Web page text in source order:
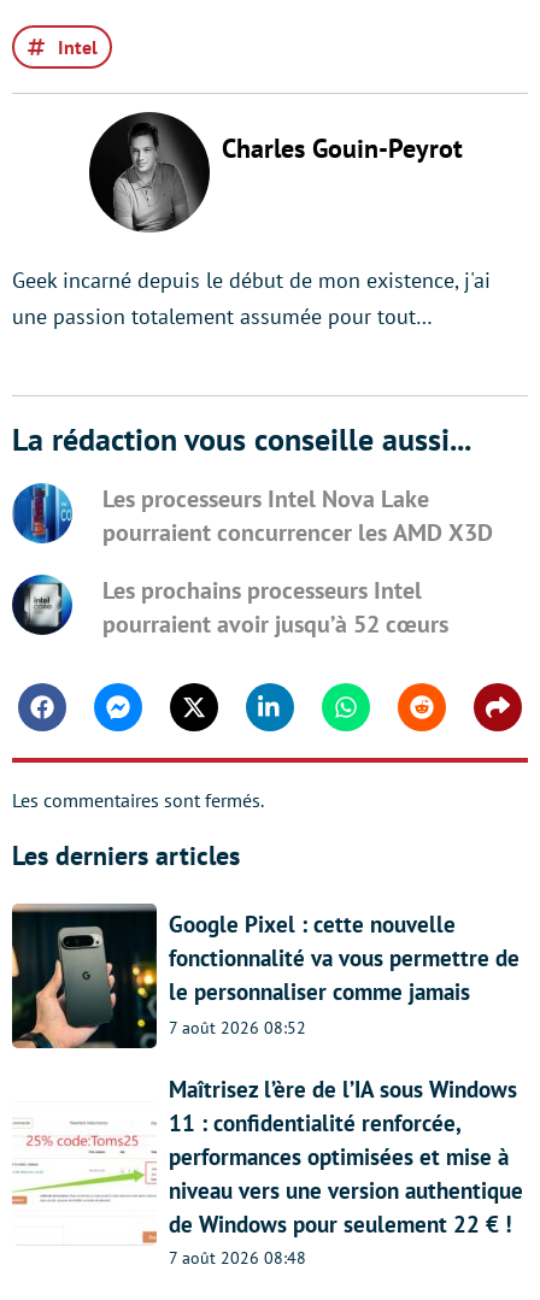
Intel
Charles Gouin-Peyrot
Geek incarné depuis le début de mon existence, j'ai
une passion totalement assumée pour tout…
La rédaction vous conseille aussi...
Les processeurs Intel Nova Lake
pourraient concurrencer les AMD X3D
Les prochains processeurs Intel
pourraient avoir jusqu’à 52 cœurs
FacebookMessengerTwitter Linkedin WhatsappReddit
Les commentaires sont fermés.
Les derniers articles
Google Pixel : cette nouvelle
fonctionnalité va vous permettre de
le personnaliser comme jamais
7 août 2026 08:52
Maîtrisez l’ère de l’IA sous Windows
11 : confidentialité renforcée,
performances optimisées et mise à
niveau vers une version authentique
de Windows pour seulement 22 € !
7 août 2026 08:48